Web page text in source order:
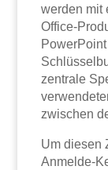
werden mit
Office-
zentrale
zwischen
Um diesen
Anmelde-